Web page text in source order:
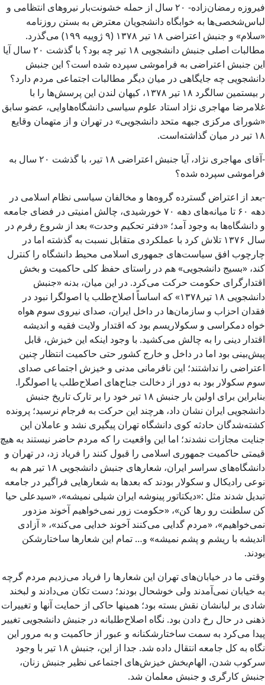
فیروزه رمضان‌زاده- ۲۰ سال از حمله‌ خشونت‌بار نیروهای انتظامی‌ و
لباس‌شخصی‌ها به خوابگاه دانشجویان معترض به بستن روزنامه
«سلام» و جنبش اعتراضی ۱۸ تیر ۱۳۷۸ (۹ ژوییه ۱۹۹) می‌گذرد.
مطالبات اصلی جنبش دانشجویی ۱۸ تیر چه بود؟ با گذشت ۲۰ سال آیا
این جنبش اعتراضی به فراموشی سپرده شده است؟ این جنبش
دانشجویی چه جایگاهی در میان دیگر مطالبات اجتماعی مردم دارد؟
ر بیستمین سالگرد ۱۸ تیر ۱۳۷۸، کیهان لندن این پرسش‌ها را با
غلامرضا مهاجری نژاد استاد علوم سیاسی دانشگاه‌هاوایی، عضو سابق
«شورای مرکزی جبهه متحد دانشجویی» در تهران و از متهمان وقایع
۱۸ تیر در میان گذاشته‌است.
-آقای مهاجری نژاد، آیا جنبش اعتراضی ۱۸ تیر، با گذشت ۲۰ سال به
فراموشی سپرده شده؟
-بعد از اعتراض گسترده گروه‌ها و مخالفان سیاسی نظام اسلامی در
دهه ۶۰ تا میانه‌های دهه ۷۰ خورشیدی، چالش امنیتی در فضای جامعه
و دانشگاه‌ها به وجود آمد؛ «دفتر تحکیم وحدت» بعد از شروع رفرم در
سال ۱۳۷۶ تلاش کرد با عملکردی متقابل نسبت به گذشته اما در
چارچوب افق‌ سیاست‌های جمهوری اسلامی محیط دانشگاه را کنترل
کند، «بسیج دانشجویی» هم در راستای حفظ کلی حاکمیت و بخش
اقتدارگرای حکومت حرکت می‌کرد. در این میان، بدنه‌‌ «جنبش
دانشجویی ۱۸ تیر۱۳۷۸» که اساساً اصلاح‌طلب یا اصولگرا نبود در
فقدان احزاب و سازمان‌ها در داخل ایران، صدای نیروی سوم هواه
خواه دمکراسی و سکولاریسم بود که اقتدار ولایت فقیه و اندیشه
اقتدار دینی را به چالش می‌کشید. با وجود اینکه این خیزش، قابل
پیش‌بینی بود اما در داخل و خارج کشور حتی حاکمیت انتظار چنین
اعتراضی را نداشتند؛ این نافرمانی مدنی و خیزش اجتماعی صدای
سوم سکولار بود به دور از دخالت جناح‌های اصلاح‌طلب یا اصولگرا.
بنابراین برای اولین بار جنبش ۱۸ تیر خود را بر تارک تاریخ جنبش
دانشجویی ایران نشان داد، هرچند این حرکت به فرجام نرسید؛ پرونده
کشته‌شدگان حادثه کوی دانشگاه تهران پیگیری نشد و عاملان این
جنایت مجازات نشدند؛ اما این واقعیت را که مردم حاضر نیستند به هیچ
قیمتى حاکمیت جمهوری اسلامی را قبول کنند را فریاد زد، در تهران و
دانشگاه‌های سراسر ایران، شعارهای جنبش دانشجویی ۱۸ تیر هم به
نوعی رادیکال و سکولار بودند که بعدها به شعارهایی فراگیر در جامعه
تبدیل شدند مثل :«دیکتاتور پینوشه ایران شیلی نمیشه»، «سیدعلی حیا
کن سلطنت رو رها کن»، «حکومت زور نمی‌خواهیم آخوند مزدور
نمی‌خواهیم»، «مردم گدایی می‌کنند آخوند خدایی می‌کند»، « آزادی
اندیشه با ریشم و پشم نمیشه» و… تمام این شعارها ساختارشکن
بودند.
وقتی ما در خیابان‌های تهران این شعارها را فریاد می‌زدیم مردم گرچه
به خیابان نمی‌آمدند ولی خوشحال بودند؛ دست تکان می‌دادند و لبخند
شادی بر لبانشان نقش بسته بود؛ همینها حاکی از حمایت آنها و تغییرات
ذهنی در حال رخ دادن بود. نگاه اصلاح‌طلبانه در جنبش دانشجویی تغییر
پیدا می‌کرد به سمت ساختارشکنانه و عبور از حاکمیت و به مرور این
نگاه به کل جامعه انتقال داده شد. جدا از این، جنبش ۱۸ تیر با وجود
سرکوب شدن، الهام‌بخش خیزش‌های اجتماعی نظیر جنبش زنان،
جنبش کارگری و جنبش معلمان شد.